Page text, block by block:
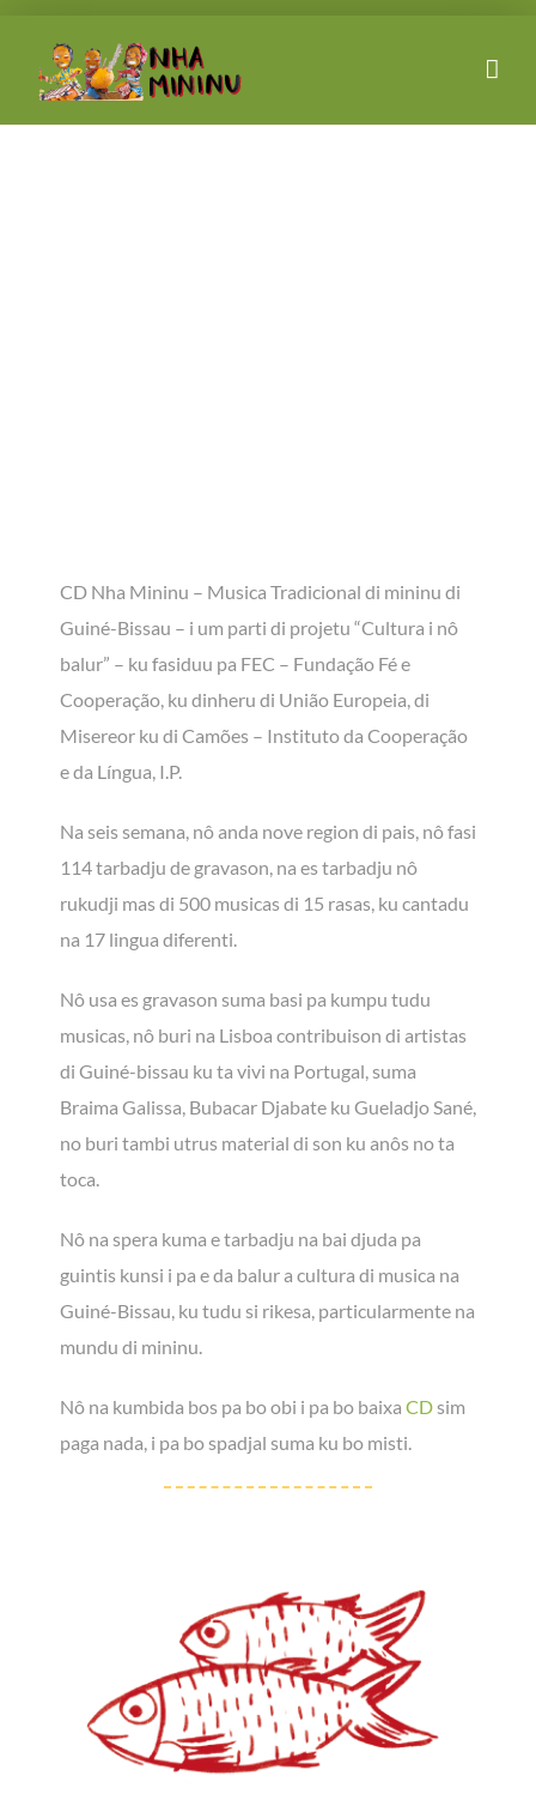
CD Nha Mininu – Musica Tradicional di mininu di
Guiné-Bissau – i um parti di projetu “Cultura i nô
balur” – ku fasiduu pa FEC – Fundação Fé e
Cooperação, ku dinheru di União Europeia, di
Misereor ku di Camões – Instituto da Cooperação
e da Língua, I.P.
Na seis semana, nô anda nove region di pais, nô fasi
114 tarbadju de gravason, na es tarbadju nô
rukudji mas di 500 musicas di 15 rasas, ku cantadu
na 17 lingua diferenti.
Nô usa es gravason suma basi pa kumpu tudu
musicas, nô buri na Lisboa contribuison di artistas
di Guiné-bissau ku ta vivi na Portugal, suma
Braima Galissa, Bubacar Djabate ku Gueladjo Sané,
no buri tambi utrus material di son ku anôs no ta
toca.
Nô na spera kuma e tarbadju na bai djuda pa
guintis kunsi i pa e da balur a cultura di musica na
Guiné-Bissau, ku tudu si rikesa, particularmente na
mundu di mininu.
Nô na kumbida bos pa bo obi i pa bo baixa CDsim
paga nada, i pa bo spadjal suma ku bo misti.